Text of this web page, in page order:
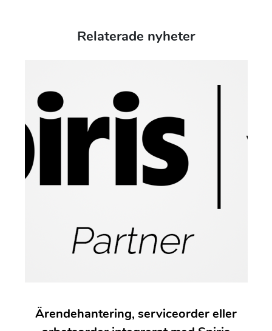
Relaterade nyheter
Ärendehantering, serviceorder eller